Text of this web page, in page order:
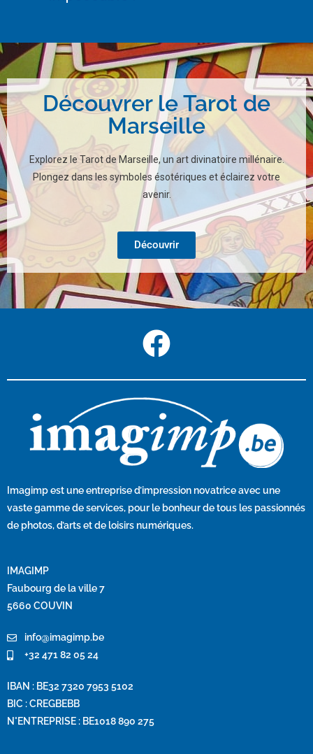
Découvrer le Tarot de
Marseille
Explorez le Tarot de Marseille, un art divinatoire millénaire.
Plongez dans les symboles ésotériques et éclairez votre
avenir.
Découvrir
Imagimpest une entreprise d’impression novatrice avec une
vaste gamme de services, pour le bonheur de tous les passionnés
de photos, d’arts et de loisirs numériques.
IMAGIMP
Faubourg de la ville 7
5660 COUVIN
info@imagimp.be
+32 471 82 05 24
IBAN : BE32 7320 7953 5102
BIC : CREGBEBB
N°ENTREPRISE : BE1018 890 275